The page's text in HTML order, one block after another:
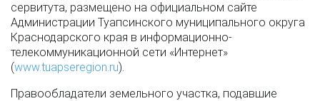
сервитута, размещено на официальном сайте
Администрации Туапсинского муниципального округа
Краснодарского края в информационно-
телекоммуникационной сети «Интернет»
(www.tuapseregion.ru).
Правообладатели земельного участка, подавшие